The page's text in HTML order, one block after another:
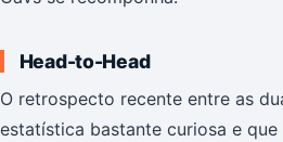
Head-to-Head
O retrospecto recente entre as
estatística bastante curiosa e